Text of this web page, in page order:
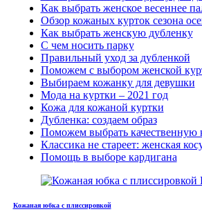
Как выбрать женское весеннее
Обзор кожаных курток сезона
Как выбрать женскую дубленку
С чем носить парку
Правильный уход за дубленкой
Поможем с выбором женской
Выбираем кожанку для девушки
Мода на куртки – 2021 год
Кожа для кожаной куртки
Дубленка: создаем образ
Поможем выбрать качественную
Классика не стареет: женская
Помощь в выборе кардигана
Кожаная юбка с плиссировкой